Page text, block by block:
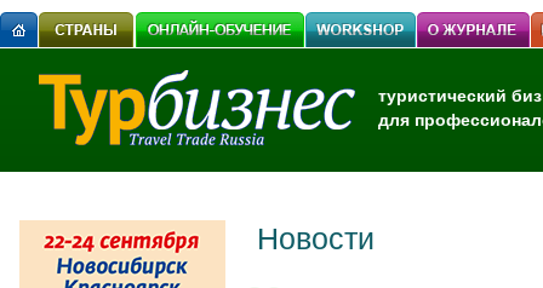
туристический
для
Новости